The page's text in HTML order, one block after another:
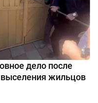
дело после
жильцов